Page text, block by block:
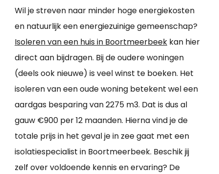
Wil je streven naar minder hoge energiekosten
en natuurlijk een energiezuinige gemeenschap?
Isoleren van een huis in Boortmeerbeek kan hier
direct aan bijdragen. Bij de oudere woningen
(deels ook nieuwe) is veel winst te boeken. Het
isoleren van een oude woning betekent wel een
aardgas besparing van 2275 m3. Dat is dus al
gauw €900 per 12 maanden. Hierna vind je de
totale prijs in het geval je in zee gaat met een
isolatiespecialist in Boortmeerbeek. Beschik jij
zelf over voldoende kennis en ervaring? De